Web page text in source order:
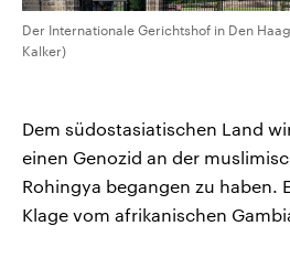
Der Internationale Gerichtshof in Den
Kalker)
Dem südostasiatischen Land
einen Genozid an der
Rohingya begangen zu haben.
Klage vom afrikanischen